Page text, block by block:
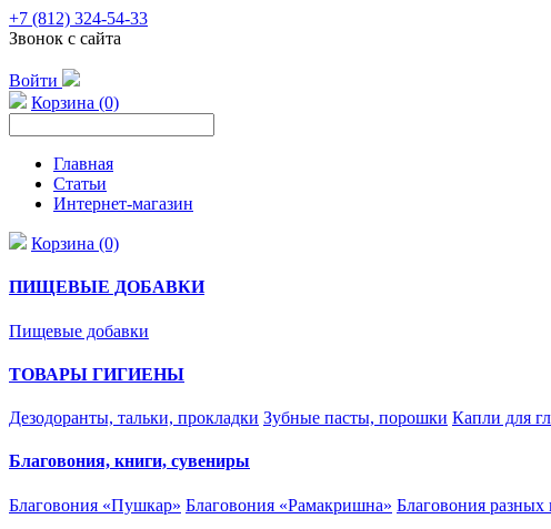
+7 (812) 324-54-33
Звонок с сайта
Войти
Корзина (0)
Главная
Статьи
Интернет-магазин
Корзина (0)
ПИЩЕВЫЕ ДОБАВКИ
Пищевые добавки
ТОВАРЫ ГИГИЕНЫ
Дезодоранты, тальки, прокладки Зубные пасты, порошки Капли для
Благовония, книги, сувениры
Благовония «Пушкар» Благовония «Рамакришна» Благовония разных